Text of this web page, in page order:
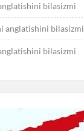
bilasizmi
anglatishini bilasizmi
bilasizmi